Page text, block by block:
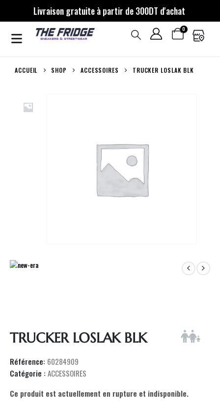
Livraison gratuite à partir de 300DT d'achat
0
ACCUEIL SHOP ACCESSOIRES TRUCKER LOSLAK BLK
TRUCKER LOSLAK BLK
Référence: 60284909
Catégorie : ACCESSOIRES
Ce produit est actuellement en rupture et indisponible.